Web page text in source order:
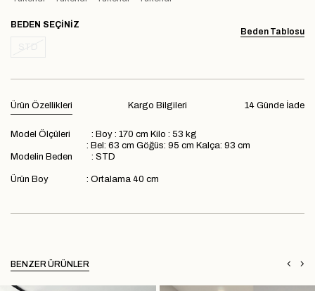
Beden Tablosu
BEDEN
Ürün Özellikleri 14 Günde İade
Kargo Bilgileri
Model Ölçüleri : Boy : 170 cm Kilo : 53 kg
: Bel: 63 cm Göğüs: 95 cm Kalça: 93 cm
Modelin Beden : STD
Ürün Boy : Ortalama 40 cm
BENZER ÜRÜNLER